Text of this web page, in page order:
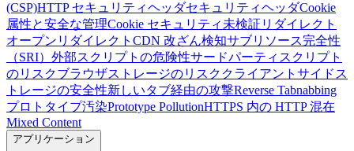
(CSP)HTTP セキュリティヘッダセキュリティヘッダCookie
属性と安全な管理Cookie セキュリティ 未検証リダイレクト
オープンリダイレクト CDN 改ざん検知サブリソース完全性
（SRI） 外部スクリプトの危険性サードパーティスクリプト
のリスクブラウザストレージのリスク クライアントサイドス
トレージの安全性新しいタブ経由の攻撃Reverse Tabnabbing
プロトタイプ汚染Prototype PollutionHTTPS 内の HTTP 混在
Mixed Content
アプリケーション